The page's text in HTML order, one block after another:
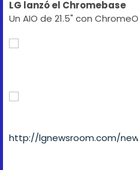
LG lanzó el Chromebase
Un AIO de 21.5" con
http://lgnewsroom.com/